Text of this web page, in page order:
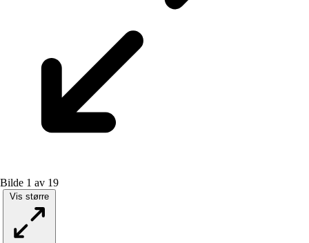
Bilde 1 av 19
Vis større